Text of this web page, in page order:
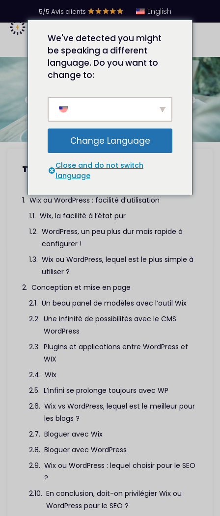
5/5 Avis clients English
Wix ou WordPress : que
choisir pour créer son site
Table des matières
Wix ou WordPress : facilité d’utilisation
Wix, la facilité à l’état pur
WordPress, un peu plus dur mais rapide à
configurer !
Wix ou WordPress, lequel est le plus simple à
utiliser ?
Conception et mise en page
Un beau panel de modèles avec l’outil Wix
Une infinité de possibilités avec le CMS
WordPress
Plugins et applications entre WordPress et
WIX
Wix
L’infini se prolonge toujours avec WP
Wix vs WordPress, lequel est le meilleur pour
les blogs ?
Bloguer avec Wix
Bloguer avec WordPress
Wix ou WordPress : lequel choisir pour le SEO
?
En conclusion, doit-on privilégier Wix ou
WordPress pour le SEO ?
We've detected you might
be speaking a different
language. Do you want to
change to:
Change Language
Close and do not switch
language